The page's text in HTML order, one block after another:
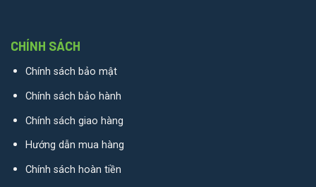
CHÍNH SÁCH
Chính sách bảo mật
Chính sách bảo hành
Chính sách giao hàng
Hướng dẫn mua hàng
Chính sách hoàn tiền